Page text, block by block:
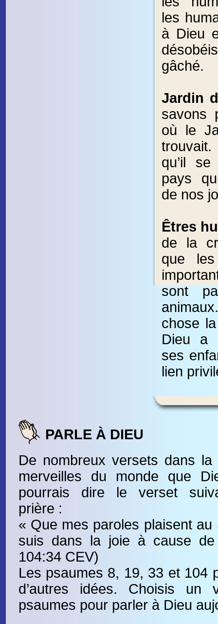
les
à Dieu
gâché.
Jardin
savons
où le
qu’il
pays
de nos
Êtres
de la
que
sont
chose
Dieu a
ses
lien
PARLE À DIEU
De nombreux versets dans
merveilles du monde que
pourrais dire le verset
prière :
« Que mes paroles plaisent au
suis dans la joie à cause
104:34 CEV)
Les psaumes 8, 19, 33 et 104
d’autres idées. Choisis un
psaumes pour parler à Dieu